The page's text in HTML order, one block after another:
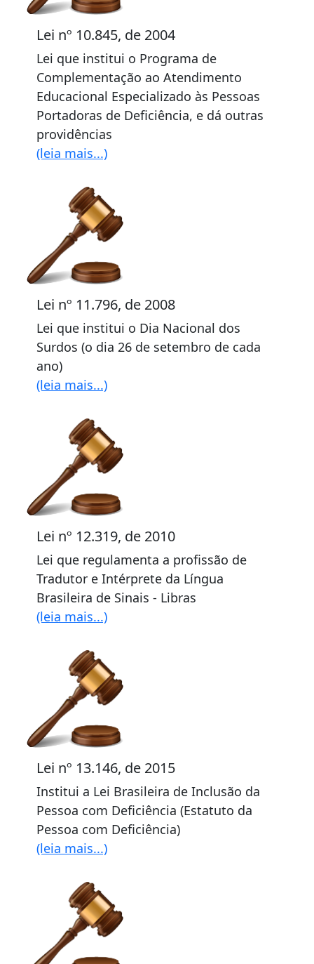
Lei nº 10.845, de 2004
Lei que institui o Programa de
Complementação ao Atendimento
Educacional Especializado às Pessoas
Portadoras de Deficiência, e dá outras
providências
(leia mais...)
Lei nº 11.796, de 2008
Lei que institui o Dia Nacional dos
Surdos (o dia 26 de setembro de cada
ano)
(leia mais...)
Lei nº 12.319, de 2010
Lei que regulamenta a profissão de
Tradutor e Intérprete da Língua
Brasileira de Sinais - Libras
(leia mais...)
Lei nº 13.146, de 2015
Institui a Lei Brasileira de Inclusão da
Pessoa com Deficiência (Estatuto da
Pessoa com Deficiência)
(leia mais...)